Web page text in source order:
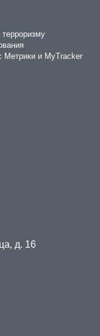
Метрики и MyTracker
д. 16